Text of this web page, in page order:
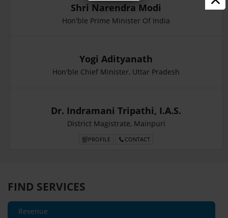
Shri Narendra Modi
Hon'ble Prime Minister Of India
Yogi Adityanath
Hon'ble Chief Minister, Uttar Pradesh
Dr. Indramani Tripathi, I.A.S.
District Magistrate, Mainpuri
PROFILE CONTACT
FIND SERVICES
Revenue